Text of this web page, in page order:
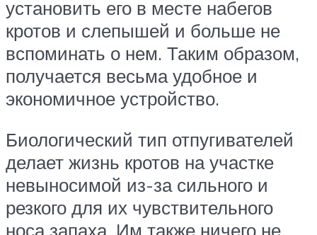
установить его в месте набегов
кротов и слепышей и больше не
вспоминать о нем. Таким образом,
получается весьма удобное и
экономичное устройство.
Биологический тип отпугивателей
делает жизнь кротов на участке
невыносимой из-за сильного и
резкого для их чувствительного
носа запаха. Им также ничего не